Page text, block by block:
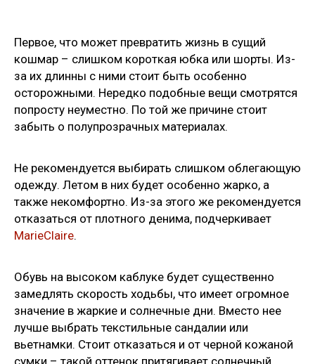
Первое, что может превратить жизнь в сущий
кошмар – слишком короткая юбка или шорты. Из-
за их длинны с ними стоит быть особенно
осторожными. Нередко подобные вещи смотрятся
попросту неуместно. По той же причине стоит
забыть о полупрозрачных материалах.
Не рекомендуется выбирать слишком облегающую
одежду. Летом в них будет особенно жарко, а
также некомфортно. Из-за этого же рекомендуется
отказаться от плотного денима, подчеркивает
MarieClaire.
Обувь на высоком каблуке будет существенно
замедлять скорость ходьбы, что имеет огромное
значение в жаркие и солнечные дни. Вместо нее
лучше выбрать текстильные сандалии или
вьетнамки. Стоит отказаться и от черной кожаной
сумки – такой оттенок притягивает солнечный